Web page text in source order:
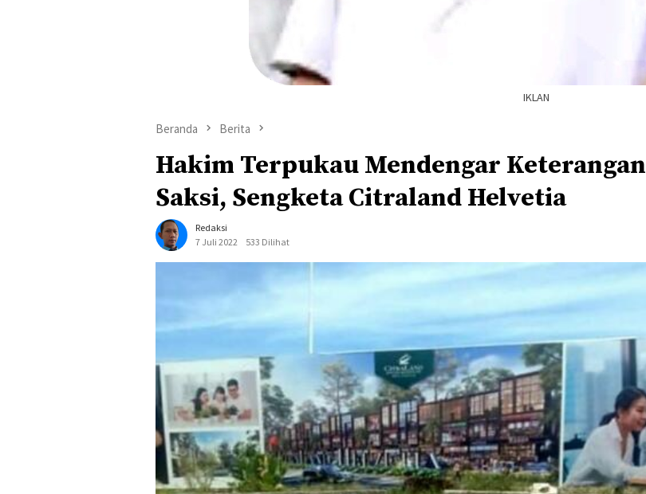
IKLAN
Beranda Berita
Hakim Terpukau Mendengar Keterangan
Saksi, Sengketa Citraland Helvetia
Redaksi
7 Juli 2022
533 Dilihat